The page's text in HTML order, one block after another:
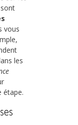
vous
les
étape.